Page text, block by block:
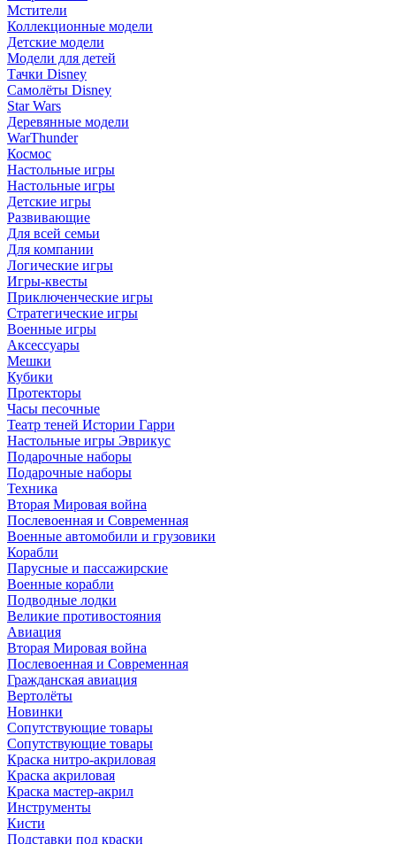
Мстители
Коллекционные модели
Детские модели
Модели для детей
Тачки Disney
Самолёты Disney
Star Wars
Деревянные модели
WarThunder
Космос
Настольные игры
Настольные игры
Детские игры
Развивающие
Для всей семьи
Для компании
Логические игры
Игры-квесты
Приключенческие игры
Стратегические игры
Военные игры
Аксессуары
Мешки
Кубики
Протекторы
Часы песочные
Театр теней Истории Гарри
Настольные игры Эврикус
Подарочные наборы
Подарочные наборы
Техника
Вторая Мировая война
Послевоенная и Современная
Военные автомобили и грузовики
Корабли
Парусные и пассажирские
Военные корабли
Подводные лодки
Великие противостояния
Авиация
Вторая Мировая война
Послевоенная и Современная
Гражданская авиация
Вертолёты
Новинки
Сопутствующие товары
Сопутствующие товары
Краска нитро-акриловая
Краска акриловая
Краска мастер-акрил
Инструменты
Кисти
Подставки под краски